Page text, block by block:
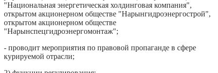
"Национальная энергетическая холдинговая компания",
открытом акционерном обществе "Нарынгидроэнергострой",
открытом акционерном обществе
"Нарынспецгидроэнергомонтаж";
- проводит мероприятия по правовой пропаганде в сфере
курируемой отрасли;